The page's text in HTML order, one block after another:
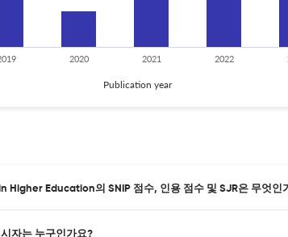
Publication year
2020 2021 2022
Education의 SNIP 점수, 인용 점수 및 SJR은 무엇인
자는 누구인가요?